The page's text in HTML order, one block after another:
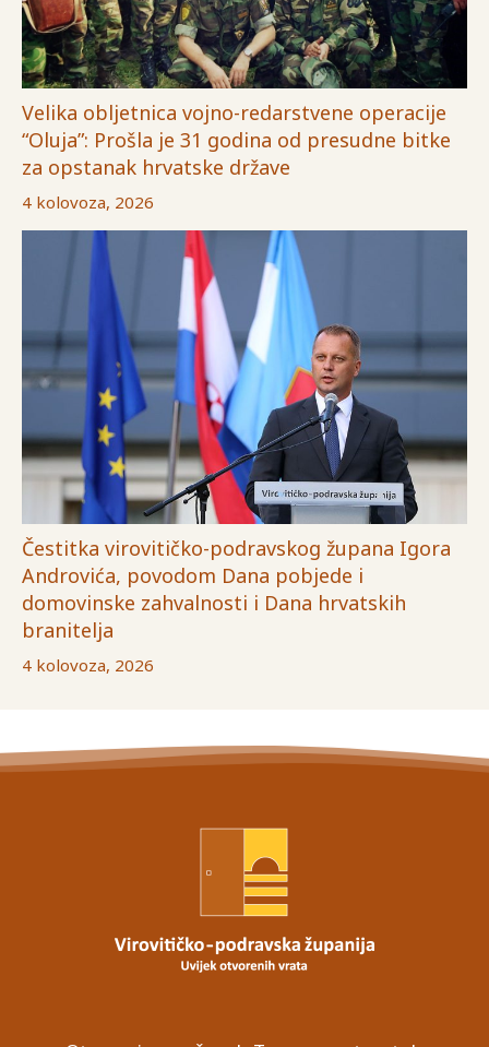
Velika obljetnica vojno-redarstvene operacije
“Oluja”: Prošla je 31 godina od presudne bitke
za opstanak hrvatske države
4 kolovoza, 2026
Čestitka virovitičko-podravskog župana Igora
Androvića, povodom Dana pobjede i
domovinske zahvalnosti i Dana hrvatskih
branitelja
4 kolovoza, 2026